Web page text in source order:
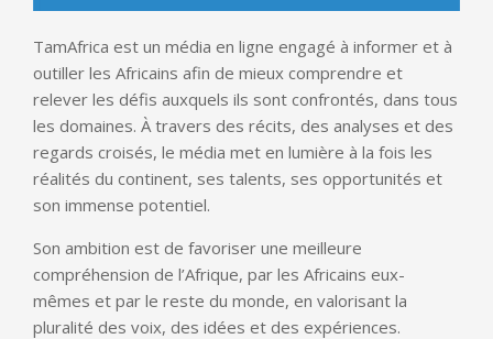
TamAfrica est un média en ligne engagé à informer et à
outiller les Africains afin de mieux comprendre et
relever les défis auxquels ils sont confrontés, dans tous
les domaines. À travers des récits, des analyses et des
regards croisés, le média met en lumière à la fois les
réalités du continent, ses talents, ses opportunités et
son immense potentiel.
Son ambition est de favoriser une meilleure
compréhension de l’Afrique, par les Africains eux-
mêmes et par le reste du monde, en valorisant la
pluralité des voix, des idées et des expériences.